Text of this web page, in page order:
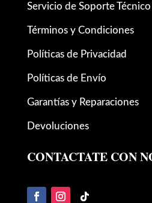
Servicio de Soporte Técnico
Términos y Condiciones
Políticas de Privacidad
Políticas de Envío
Garantías y Reparaciones
Devoluciones
CONTACTATE CON